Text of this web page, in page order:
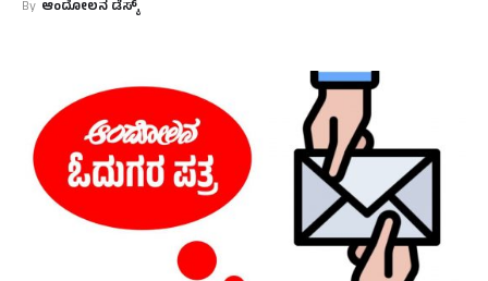
By ಆಂದೋಲನ ಡೆಸ್ಕ್